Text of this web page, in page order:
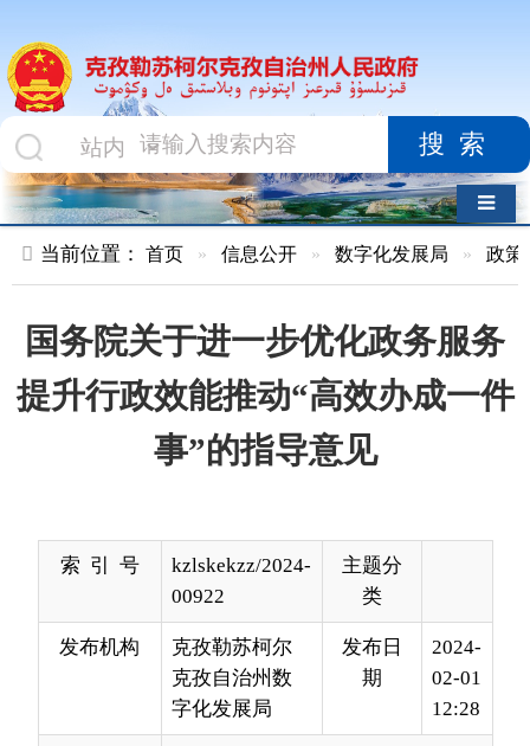
搜索
当前位置： 首页 信息公开 » 数字化发展局 » 政策文件 » 正
国务院关于进一步优化政务服务
提升行政效能推动“高效办成一件
事”的指导意见
kzlskekzz/2024- 主题分
发布机构 克孜勒苏柯尔
克孜自治州数
字化发展局
发布日
期
2024-
02-01
12:28
名 称 国务院关于进一步优化政务服务提
升行政效能推动“高效办成一件
事”的指导意见